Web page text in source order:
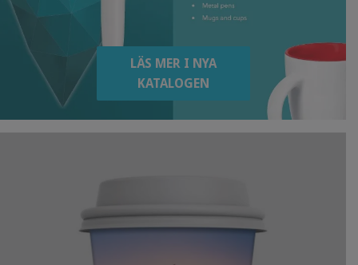
LÄS MER I NYA
KATALOGEN